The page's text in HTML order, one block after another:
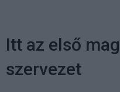
Itt az első
szervezet